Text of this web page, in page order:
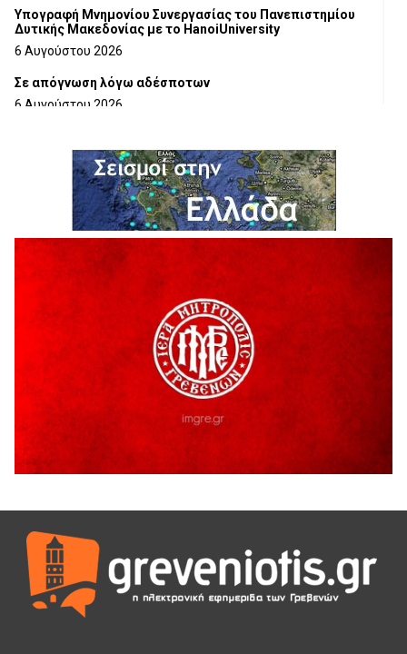
Υπογραφή Μνημονίου Συνεργασίας του Πανεπιστημίου
Δυτικής Μακεδονίας με το HanoiUniversity
6 Αυγούστου 2026
Σε απόγνωση λόγω αδέσποτων
6 Αυγούστου 2026
6 Αυγούστου 2026
Ολοκληρώνεται η ασφαλτόστρωση της οδού Περιβόλι –
6 Αυγούστου 2026
H παραδοχή λαθών είναι (και) δύναμη
5 Αυγούστου 2026
Ο ΑΝΔΡΕΑΣ ΑΣΛΑΝΙΔΗΣ ΣΥΝΕΧΙΖΕΙ ΣΤΟΝ ΠΡΩΤΕΑ
ΓΡΕΒΕΝΩΝ
5 Αυγούστου 2026
Ευχαριστήριο Εκπολιτιστικού Συλλόγου Ταξιάρχη προς κ.
Παρασχάκη Αθανάσιο
5 Αυγούστου 2026
Διακοπή υδροδότησης του Α΄ κλάδου ύδρευσης
5 Αυγούστου 2026
Θερινό Σινεμά στο πλαίσιο του «Πολιτιστικού
Καλοκαιριού 2026» με την βραβευμένη ταινία «Μικρές
Ανάσες».
5 Αυγούστου 2026